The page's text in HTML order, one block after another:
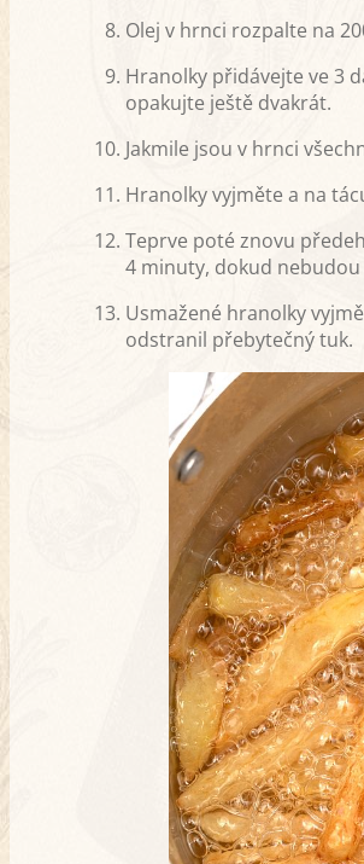
Olej v hrnci rozpalte na
Hranolky přidávejte ve 3
opakujte ještě dvakrát.
Jakmile jsou v hrnci
Hranolky vyjměte a na
Teprve poté znovu
4 minuty, dokud
Usmažené hranolky
odstranil přebytečný tuk.